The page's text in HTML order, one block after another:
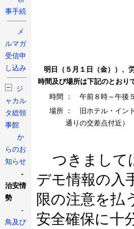
事手続
メ
ルマガ
受信申
し込み
ジ
ャカル
タ総領
事館
か
らのお
知らせ
-
治安情
勢
-
鳥及び
明日（５月１日（金））、
時間及び場所は下記のとおり
時間
： 午前８時～午後
場所
： 旧ホテル・イン
通りの交差点付近）
つきまして
デモ情報の入
限の注意を払
安全確保に十